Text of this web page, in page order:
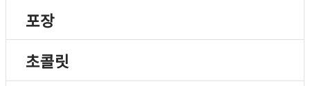
포장
초콜릿